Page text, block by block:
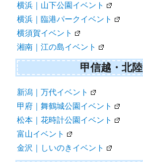
横浜｜山下公園イベント
横浜｜臨港パークイベント
横須賀イベント
湘南｜江の島イベント
甲信越・北陸
新潟｜万代イベント
甲府｜舞鶴城公園イベント
松本｜花時計公園イベント
富山イベント
金沢｜しいのきイベント